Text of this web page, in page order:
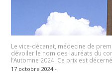
Le vice-décanat, médecine de
dévoiler le nom des lauréats du
l’Automne 2024. Ce prix est
17 octobre 2024 -